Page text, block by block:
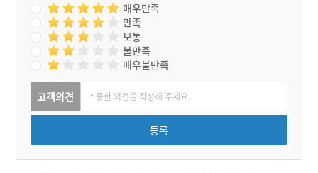
매우만족
만족
보통
불만족
매우불만족
고객의견
등록